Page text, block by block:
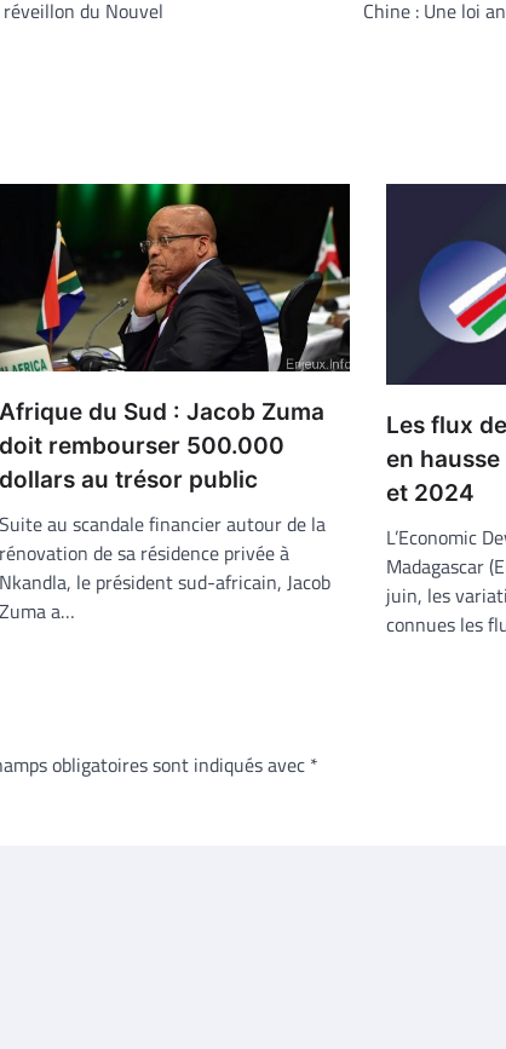
réveillon du Nouvel
Chine : Une loi
Afrique du Sud : Jacob Zuma
doit rembourser 500.000
dollars au trésor public
Suite au scandale financier autour de la
rénovation de sa résidence privée à
Nkandla, le président sud-africain, Jacob
Zuma a…
Les flux
en
et 2024
L’Economic
Madagascar
juin, les
connues les
obligatoires sont indiqués avec *